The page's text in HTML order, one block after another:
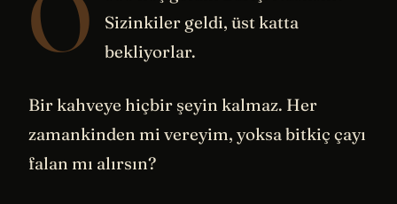
Sizinkiler geldi, üst katta
bekliyorlar.
Bir kahveye hiçbir şeyin kalmaz. Her
zamankinden mi vereyim, yoksa bitkiç çayı
falan mı alırsın?